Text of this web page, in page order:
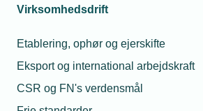
Virksomhedsdrift
Etablering, ophør og ejerskifte
Eksport og international arbejdskraft
CSR og FN's verdensmål
forening, skal hver virksomhed på
mere herom under konsortier